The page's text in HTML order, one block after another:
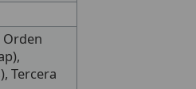
Tercera